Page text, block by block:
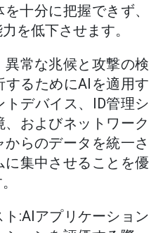
十分に把握できず、
を低下させます。
異常な兆候と攻撃の検
るためにAIを適用す
デバイス、ID管理シ
およびネットワーク
らのデータを統一さ
集中させることを優
:AIアプリケーション